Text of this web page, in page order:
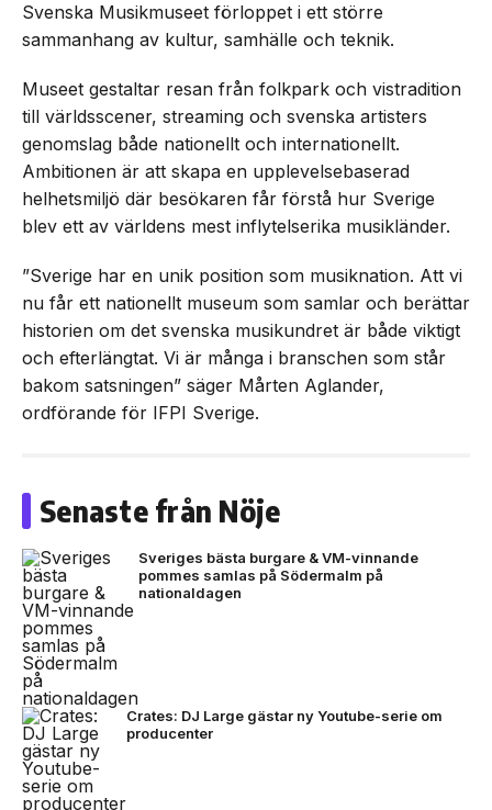
Svenska Musikmuseet förloppet i ett större
sammanhang av kultur, samhälle och teknik.
Museet gestaltar resan från folkpark och vistradition
till världsscener, streaming och svenska artisters
genomslag både nationellt och internationellt.
Ambitionen är att skapa en upplevelsebaserad
helhetsmiljö där besökaren får förstå hur Sverige
blev ett av världens mest inflytelserika musikländer.
”Sverige har en unik position som musiknation. Att vi
nu får ett nationellt museum som samlar och berättar
historien om det svenska musikundret är både viktigt
och efterlängtat. Vi är många i branschen som står
bakom satsningen” säger Mårten Aglander,
ordförande för IFPI Sverige.
Senaste från Nöje
Sveriges bästa burgare & VM-vinnande
pommes samlas på Södermalm på
nationaldagen
Crates: DJ Large gästar ny Youtube-serie om
producenter